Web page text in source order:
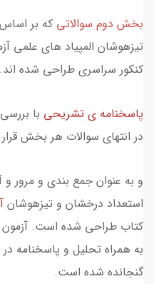
بخش دوم سوالاتی که بر
تیزهوشان المپیاد های علمی
کنکور سراسری طراحی شده اند.
پاسخنامه ی تشریحی با
در انتهای سوالات هر بخش
و به عنوان جمع بندی و مرور
استعداد درخشان و تیزهوشان
کتاب طراحی شده است. آزمون
به همراه تحلیل و پاسخنامه
گنجانده شده است.